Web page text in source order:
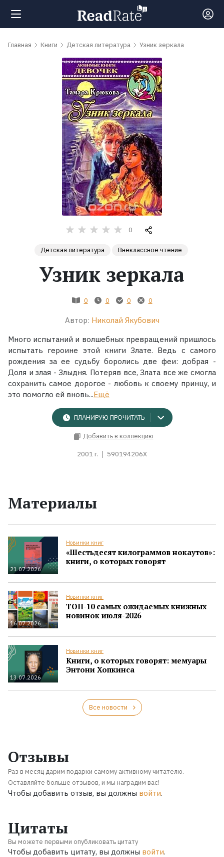
Поиск
обсуждаемые
Жанры
Серии
Экранизации
Главная Книги Детская литература Узник зеркала
0
Детская литература Внеклассное чтение
Узник зеркала
0 0 0 0
Автор: Николай Якубович
Много испытаний и волшебных превращений пришлось
испытать героине этой книги Злате. Ведь с самого
рождения за ее судьбу боролись две феи: добрая -
Доля и злая - Злыдня. Потеряв все, Злата все же смогла
сохранить самое дорогое - любовь к своему принцу, и
это помогло ей вновь...Ещё
ПЛАНИРУЮ ПРОЧИТАТЬ
Добавить в коллекцию
2001 г. 590194206X
Материалы
21.07.2026
Новинки книг
«Шестьдесят килограммов нокаутов»:
книги, о которых говорят
16.07.2026
Новинки книг
ТОП-10 самых ожидаемых книжных
новинок июля-2026
13.07.2026
Новинки книг
Книги, о которых говорят: мемуары
Энтони Хопкинса
Все новости
Отзывы
Раз в месяц дарим подарки самому активному читателю.
Оставляйте больше отзывов, и мы наградим вас!
Чтобы добавить отзыв, вы должны войти.
Цитаты
Вы можете первыми опубликовать цитату
Чтобы добавить цитату, вы должны войти.